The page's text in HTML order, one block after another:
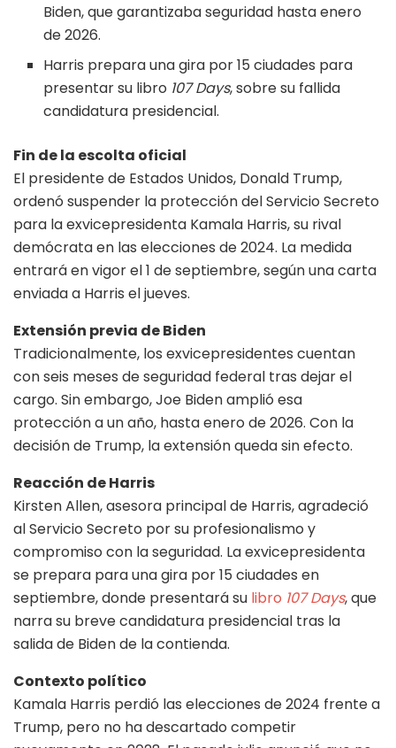
Biden, que garantizaba seguridad hasta enero
de 2026.
Harris prepara una gira por 15 ciudades para
presentar su libro 107 Days, sobre su fallida
candidatura presidencial.
Fin de la escolta oficial
El presidente de Estados Unidos, Donald Trump,
ordenó suspender la protección del Servicio Secreto
para la exvicepresidenta Kamala Harris, su rival
demócrata en las elecciones de 2024. La medida
entrará en vigor el 1 de septiembre, según una carta
enviada a Harris el jueves.
Extensión previa de Biden
Tradicionalmente, los exvicepresidentes cuentan
con seis meses de seguridad federal tras dejar el
cargo. Sin embargo, Joe Biden amplió esa
protección a un año, hasta enero de 2026. Con la
decisión de Trump, la extensión queda sin efecto.
Reacción de Harris
Kirsten Allen, asesora principal de Harris, agradeció
al Servicio Secreto por su profesionalismo y
compromiso con la seguridad. La exvicepresidenta
se prepara para una gira por 15 ciudades en
septiembre, donde presentará su libro 107 Days, que
narra su breve candidatura presidencial tras la
salida de Biden de la contienda.
Contexto político
Kamala Harris perdió las elecciones de 2024 frente a
Trump, pero no ha descartado competir